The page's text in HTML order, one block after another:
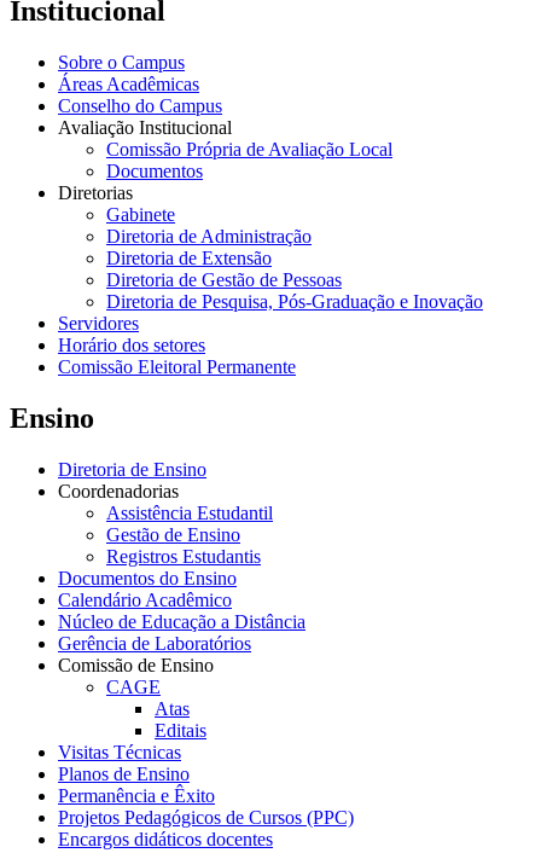
Institucional
Sobre o Campus
Áreas Acadêmicas
Conselho do Campus
Avaliação Institucional
Comissão Própria de Avaliação Local
Documentos
Diretorias
Gabinete
Diretoria de Administração
Diretoria de Extensão
Diretoria de Gestão de Pessoas
Diretoria de Pesquisa, Pós-Graduação e Inovação
Servidores
Horário dos setores
Comissão Eleitoral Permanente
Ensino
Diretoria de Ensino
Coordenadorias
Assistência Estudantil
Gestão de Ensino
Registros Estudantis
Documentos do Ensino
Calendário Acadêmico
Núcleo de Educação a Distância
Gerência de Laboratórios
Comissão de Ensino
CAGE
Atas
Editais
Visitas Técnicas
Planos de Ensino
Permanência e Êxito
Projetos Pedagógicos de Cursos (PPC)
Encargos didáticos docentes